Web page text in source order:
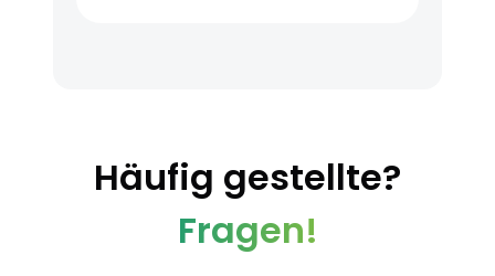
Häufig gestellte?
Fragen!